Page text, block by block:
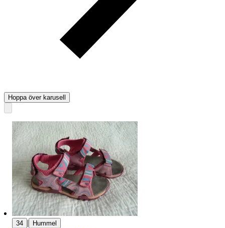
Hoppa över karusell
34 | Hummel